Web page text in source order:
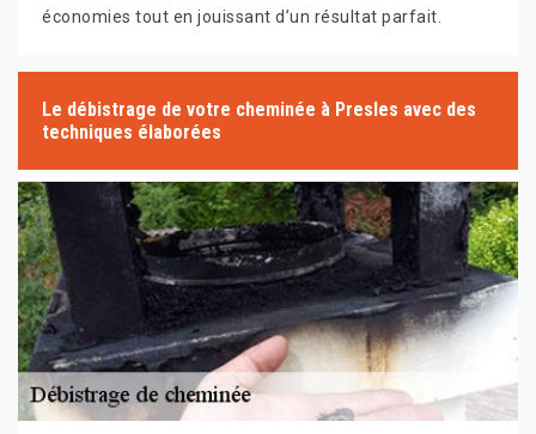
économies tout en jouissant d’un résultat parfait.
Le débistrage de votre cheminée à Presles avec des
techniques élaborées